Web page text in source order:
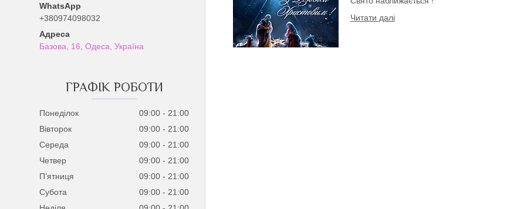
+380974098032
Базова, 16, Одеса, Україна
ГРАФІК РОБОТИ
Понеділок 09:00
21:00
Вівторок
09:00
21:00
Середа
09:00
21:00
Четвер
09:00
21:00
Пʼятниця
09:00
21:00
Субота
09:00
21:00